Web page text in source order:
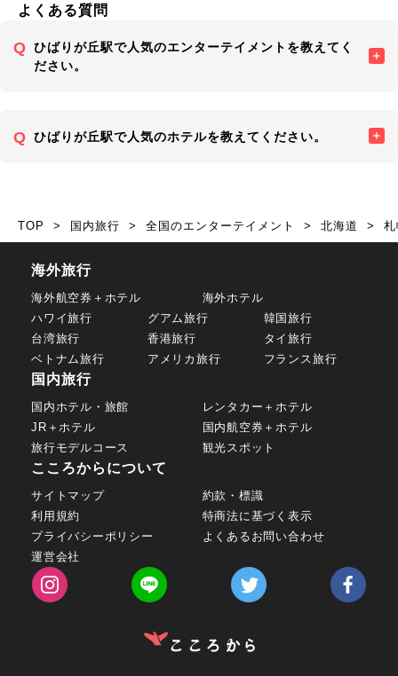
よくある質問
ひばりが丘駅で人気のエンターテイメントを教えてく
ださい。
ひばりが丘駅で人気のホテルを教えてください。
TOP 国内旅行 全国のエンターテイメント 北海道
海外旅行
海外航空券＋ホテル
海外ホテル
ハワイ旅行
グアム旅行
韓国旅行
台湾旅行
香港旅行
タイ旅行
ベトナム旅行
アメリカ旅行 フランス旅行
国内旅行
国内ホテル・旅館
レンタカー＋ホテル
JR＋ホテル
国内航空券＋ホテル
旅行モデルコース
観光スポット
こころからについて
サイトマップ
約款・標識
利用規約
特商法に基づく表示
プライバシーポリシー
よくあるお問い合わせ
運営会社